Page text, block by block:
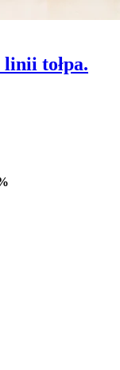
linii tołpa.